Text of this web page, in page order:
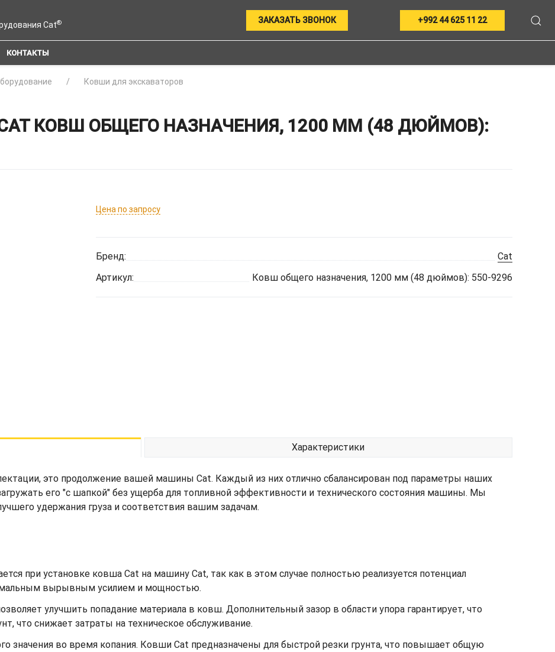
Cat® ЗАКАЗАТЬ ЗВОНОК +992 44 625 11 22
КОНТАКТЫ
Ковши для экскаваторов
КОВШ ОБЩЕГО НАЗНАЧЕНИЯ, 1200 ММ (48 ДЮЙМОВ):
Цена по запросу
Бренд:
Cat
Артикул:
Ковш общего назначения, 1200 мм (48 дюймов): 550-9296
Характеристики
это продолжение вашей машины Cat. Каждый из них отлично сбалансирован под параметры наших
его "с шапкой" без ущерба для топливной эффективности и технического состояния машины. Мы
удержания груза и соответствия вашим задачам.
при установке ковша Cat на машину Cat, так как в этом случае полностью реализуется потенциал
вырывным усилием и мощностью.
улучшить попадание материала в ковш. Дополнительный зазор в области упора гарантирует, что
что снижает затраты на техническое обслуживание.
значения во время копания. Ковши Cat предназначены для быстрой резки грунта, что повышает общую